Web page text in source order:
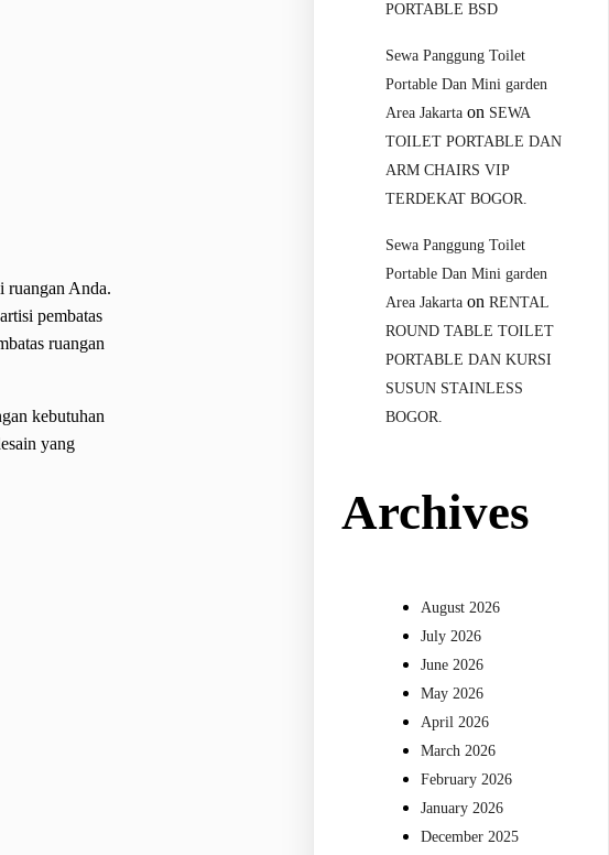
ruangan Anda.
pembatas
ruangan
kebutuhan
yang
PORTABLE BSD
Sewa Panggung Toilet
Portable Dan Mini garden
Area Jakarta on SEWA
TOILET PORTABLE DAN
ARM CHAIRS VIP
TERDEKAT BOGOR.
Sewa Panggung Toilet
Portable Dan Mini garden
Area Jakarta onRENTAL
ROUND TABLE TOILET
PORTABLE DAN KURSI
SUSUN STAINLESS
BOGOR.
Archives
August 2026
July 2026
June 2026
May 2026
April 2026
March 2026
February 2026
January 2026
December 2025